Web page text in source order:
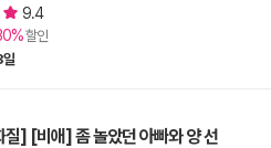
9.4
할인
] [비애] 좀 놀았던 아빠와 양 선